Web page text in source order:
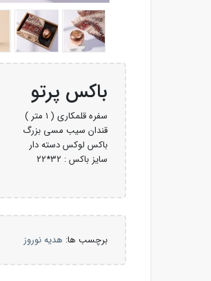
باکس پرتو
سفره قلمکاری ( ۱ متر )
قندان سیب مسی بزرگ
باکس لوکسدستهدار
سایز باکس: ۳۲*۲۲
برچسب ها: هدیه نوروز